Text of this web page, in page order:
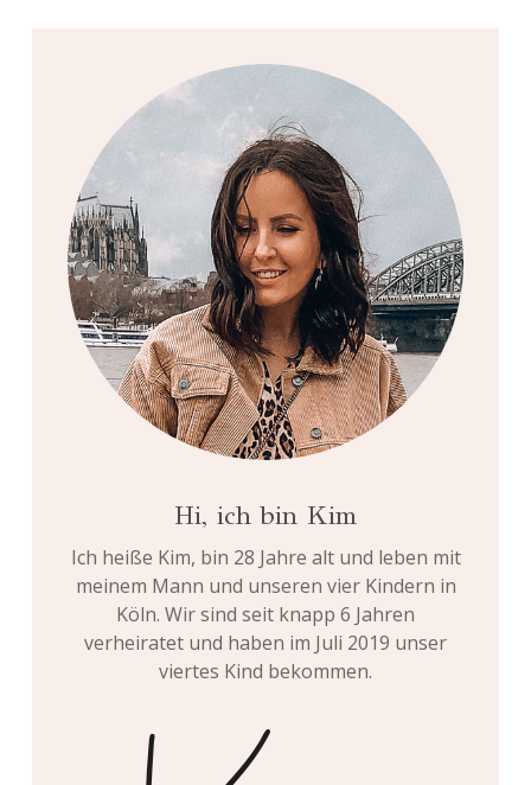
Hi, ich bin Kim
Ich heiße Kim, bin 28 Jahre alt und leben mit
meinem Mann und unseren vier Kindern in
Köln. Wir sind seit knapp 6 Jahren
verheiratet und haben im Juli 2019 unser
viertes Kind bekommen.